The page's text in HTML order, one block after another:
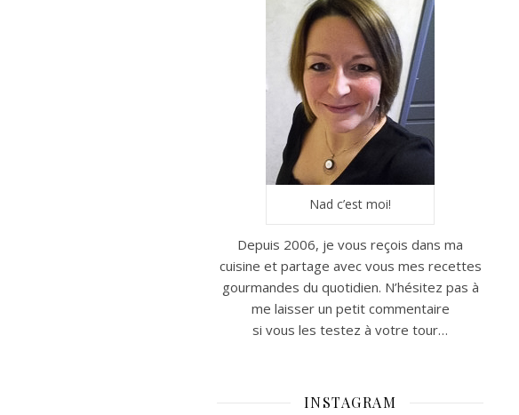
Nad c’est moi!
Depuis 2006, je vous reçois dans ma
cuisine et partage avec vous mes recettes
gourmandes du quotidien. N’hésitez pas à
me laisser un petit commentaire
si vous les testez à votre tour…
INSTAGRAM